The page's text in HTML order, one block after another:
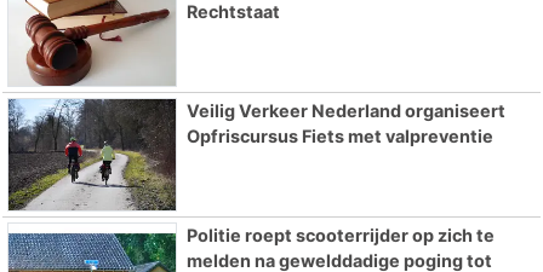
Rechtstaat
Veilig Verkeer Nederland organiseert
Opfriscursus Fiets met valpreventie
Politie roept scooterrijder op zich te
melden na gewelddadige poging tot